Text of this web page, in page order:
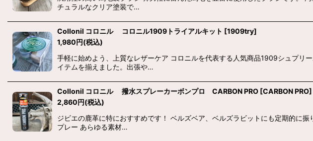
チュラルなクリア塗装で…
Collonil コロニル コロニル1909トライアルキット [1909try]
1,980円(税込)
手軽に始めよう、上質なレザーケア コロニルを代表する人気商品1909シュプリ
イテムを揃えました。出張や…
Collonil コロニル 撥水スプレーカーボンプロ CARBON PRO [CARBON PRO]
2,860円(税込)
ジビエの鹿革に特におすすめです！ ベルズベア、ベルズラビットにも定期的に
プレー あらゆる素材…